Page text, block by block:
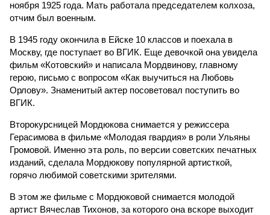
ноября 1925 года. Мать работала председателем колхоза,
отчим был военным.
В 1945 году окончила в Ейске 10 классов и поехала в
Москву, где поступает во ВГИК. Еще девочкой она увидела
фильм «Котовский» и написала Мордвинову, главному
герою, письмо с вопросом «Как выучиться на Любовь
Орлову». Знаменитый актер посоветовал поступить во
ВГИК.
Второкурсницей Мордюкова снимается у режиссера
Герасимова в фильме «Молодая гвардия» в роли Ульяны
Громовой. Именно эта роль, по версии советских печатных
изданий, сделала Мордюкову популярной артисткой,
горячо любимой советскими зрителями.
В этом же фильме с Мордюковой снимается молодой
артист Вячеслав Тихонов, за которого она вскоре выходит